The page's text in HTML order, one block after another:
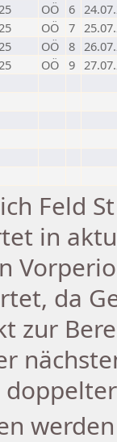
OÖ 6
OÖ 7
OÖ 8
OÖ 9
Feld
in
da
zur